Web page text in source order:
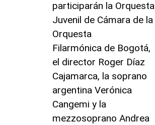
participarán la Orquesta
Juvenil de Cámara de la
Orquesta
Filarmónica de Bogotá,
el director Roger Díaz
Cajamarca, la soprano
argentina Verónica
Cangemi y la
mezzosoprano Andrea